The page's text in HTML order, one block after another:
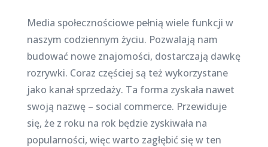
Media społecznościowe pełnią wiele funkcji w
naszym codziennym życiu. Pozwalają nam
budować nowe znajomości, dostarczają dawkę
rozrywki. Coraz częściej są też wykorzystane
jako kanał sprzedaży. Ta forma zyskała nawet
swoją nazwę – social commerce. Przewiduje
się, że z roku na rok będzie zyskiwała na
popularności, więc warto zagłębić się w ten